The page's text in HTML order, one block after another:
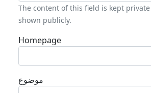
The content of this field is kept
shown publicly.
Homepage
موضوع